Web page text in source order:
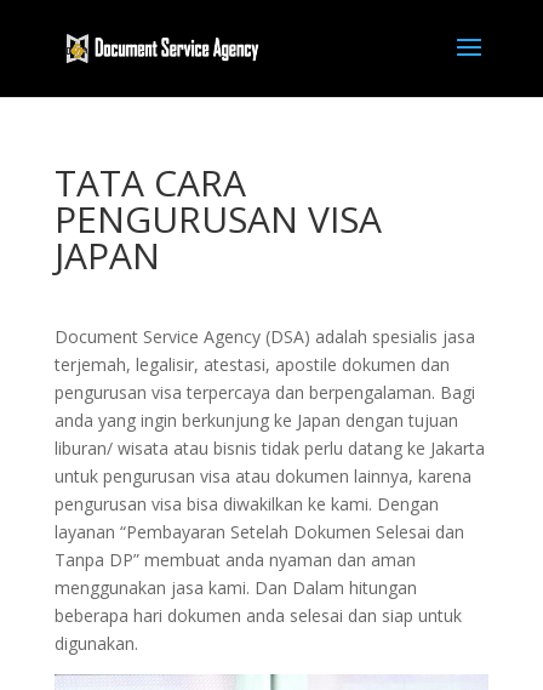
TATA CARA
PENGURUSAN VISA
JAPAN
Document Service Agency (DSA) adalah spesialis jasa
terjemah, legalisir, atestasi, apostile dokumen dan
pengurusan visa terpercaya dan berpengalaman. Bagi
anda yang ingin berkunjung ke Japan dengan tujuan
liburan/ wisata atau bisnis tidak perlu datang ke Jakarta
untuk pengurusan visa atau dokumen lainnya, karena
pengurusan visa bisa diwakilkan ke kami. Dengan
layanan “Pembayaran Setelah Dokumen Selesai dan
Tanpa DP” membuat anda nyaman dan aman
menggunakan jasa kami. Dan Dalam hitungan
beberapa hari dokumen anda selesai dan siap untuk
digunakan.